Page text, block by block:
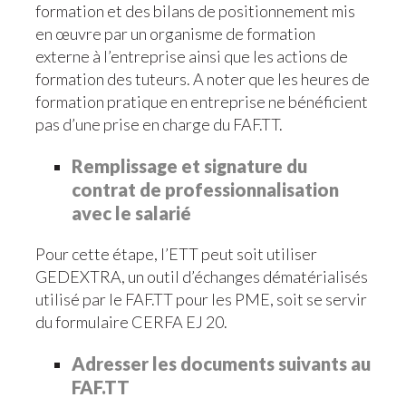
formation et des bilans de positionnement mis
en œuvre par un organisme de formation
externe à l’entreprise ainsi que les actions de
formation des tuteurs. A noter que les heures de
formation pratique en entreprise ne bénéficient
pas d’une prise en charge du FAF.TT.
Remplissage et signature du
contrat de professionnalisation
avec le salarié
Pour cette étape, l’ETT peut soit utiliser
GEDEXTRA, un outil d’échanges dématérialisés
utilisé par le FAF.TT pour les PME, soit se servir
du formulaire CERFA EJ 20.
Adresser les documents suivants au
FAF.TT